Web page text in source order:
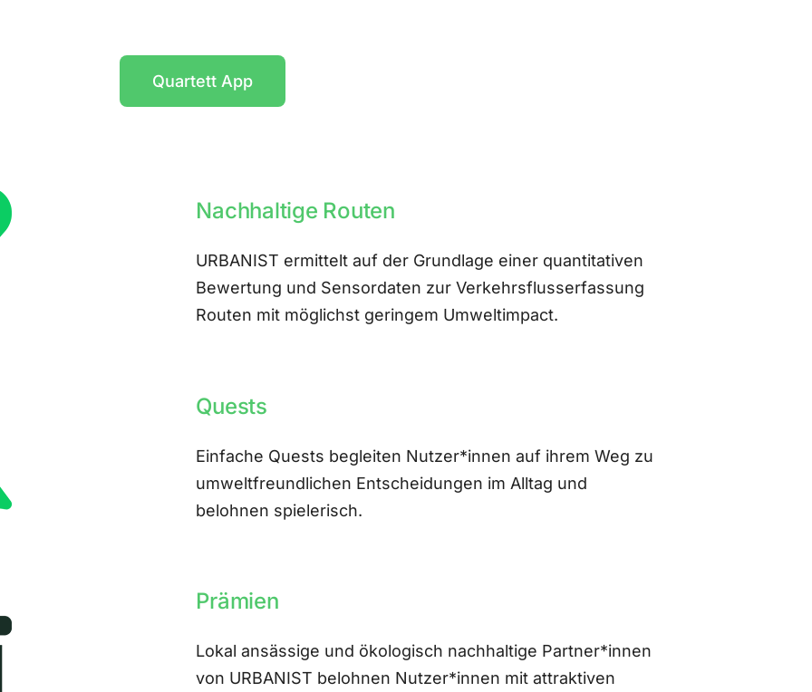
Quartett App
Nachhaltige Routen
URBANIST ermittelt auf der Grundlage einer quantitativen
Bewertung und Sensordaten zur Verkehrsflusserfassung
Routen mit möglichst geringem Umweltimpact.
Quests
Einfache Quests begleiten Nutzer*innen auf ihrem Weg zu
umweltfreundlichen Entscheidungen im Alltag und
belohnen spielerisch.
Prämien
Lokal ansässige und ökologisch nachhaltige Partner*innen
von URBANIST belohnen Nutzer*innen mit attraktiven